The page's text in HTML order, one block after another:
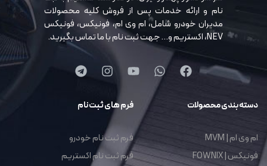
نام و ارائه خدمات پس از فروش کلیه محصولات
مدیران خودرو شامل، ام وی ام، فونیکس، فونیکس
NEV، اکستریم و… جهت ثبت نام با ما تماس بگیرید.
دسته بندی محصولات
ام وی ام | MVM
فونیکس | FOWNIX
فرم های ثبت نام
فرم ثبت نام خودرو
فرم ثبت نام اکستریم